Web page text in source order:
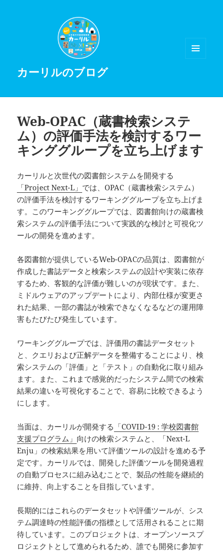
カーリルのブログ
Web-OPAC（蔵書検索システ
ム）の評価手法を検討するワー
キンググループを立ち上げます
カーリルと次世代の図書館システムを開発する
「Project Next-L」 では、OPAC（蔵書検索システム）
の評価手法を検討するワーキンググループを立ち上げま
す。このワーキンググループでは、図書館向けの蔵書検
索システムの評価手法について実践的な検討と可視化ツ
ールの開発を進めます。
各図書館が提供しているWeb-OPACの品質は、図書館が
作成した書誌データと検索システムの設計や実装に依存
するため、客観的な評価が難しいのが現状です。また、
ミドルウェアのアップデートにより、内部仕様が変更さ
れた結果、一部の書誌が検索できなくなるなどの運用障
害もたびたび発生しています。
ワーキンググループでは、評価用の書誌データセット
と、クエリおよび正解データを整備することにより、検
索システムの「評価」と「テスト」の自動化に取り組み
ます。また、これまで感覚的だったシステム間での検索
結果の違いを可視化することで、容易に比較できるよう
にします。
当面は、カーリルが開発する 「COVID-19 : 学校図書館
支援プログラム」 向けの検索システムと、「Next-L
Enju」の検索結果を用いて評価ツールの設計を進める予
定です。カーリルでは、開発した評価ツールを開発過程
の自動プロセスに組み込むことで、製品の性能を継続的
に維持、向上することを目指しています。
長期的にはこれらのデータセットや評価ツールが、シス
テム調達時の性能評価の指標として活用されることに期
待しています。このプロジェクトは、オープンソースプ
ロジェクトとして進められるため、誰でも開発に参加す